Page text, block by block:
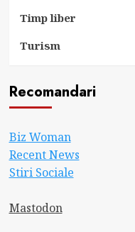
Timp liber
Turism
Recomandari
Biz Woman
Recent News
Stiri Sociale
Mastodon